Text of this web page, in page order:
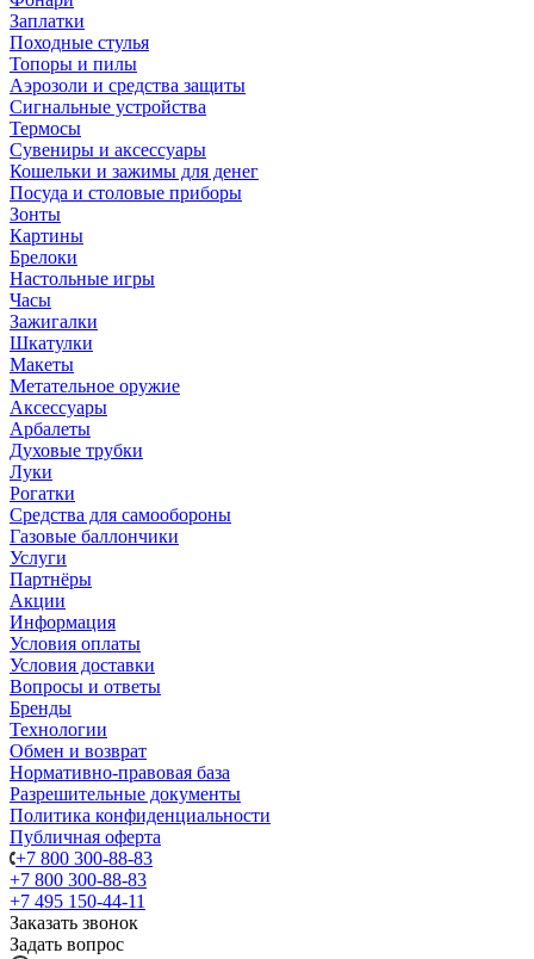
Заплатки
Походные стулья
Топоры и пилы
Аэрозоли и средства защиты
Сигнальные устройства
Термосы
Сувениры и аксессуары
Кошельки и зажимы для денег
Посуда и столовые приборы
Зонты
Картины
Брелоки
Настольные игры
Часы
Зажигалки
Шкатулки
Макеты
Метательное оружие
Аксессуары
Арбалеты
Духовые трубки
Луки
Рогатки
Средства для самообороны
Газовые баллончики
Услуги
Партнёры
Акции
Информация
Условия оплаты
Условия доставки
Вопросы и ответы
Бренды
Технологии
Обмен и возврат
Нормативно-правовая база
Разрешительные документы
Политика конфиденциальности
Публичная оферта
+7 800 300-88-83
+7 800 300-88-83
+7 495 150-44-11
Заказать звонок
Задать вопрос